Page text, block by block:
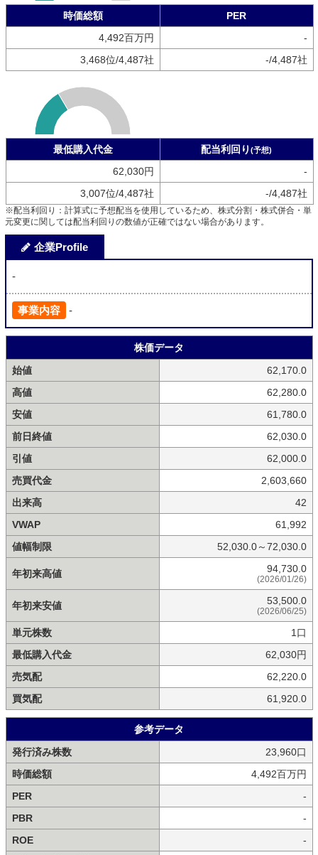
時価総額
PER
4,492百万円
-
3,468位/4,487社
-/4,487社
最低購入代金 配当利回り (予想)
62,030円
-
3,007位/4,487社
-/4,487社
※配当利回り：計算式に予想配当を使用しているため、株式分割・株式併合・単
元変更に関しては配当利回りの数値が正確ではない場合があります。
企業Profile
-
事業内容 -
株価データ
始値
62,170.0
高値
62,280.0
安値
61,780.0
前日終値
62,030.0
引値
62,000.0
売買代金
2,603,660
出来高
42
VWAP
61,992
値幅制限
52,030.0～72,030.0
年初来高値 94,730.0
(2026/01/26)
年初来安値 53,500.0
(2026/06/25)
単元株数
1口
最低購入代金
62,030円
売気配
62,220.0
買気配
61,920.0
参考データ
発行済み株数
23,960口
時価総額
4,492百万円
PER
-
PBR
-
ROE
-